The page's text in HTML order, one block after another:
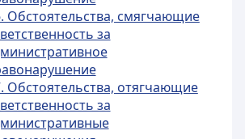
Обстоятельства, смягчающие
за
Обстоятельства, отягчающие
за